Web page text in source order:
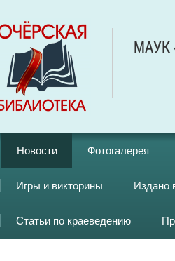
МАУК
Новости Фотогалерея
Игры и викторины Издано
Статьи по краеведению